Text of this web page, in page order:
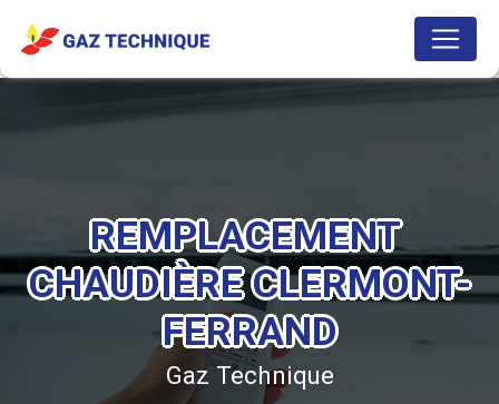
REMPLACEMENT
CHAUDIÈRE CLERMONT-
FERRAND
Gaz Technique